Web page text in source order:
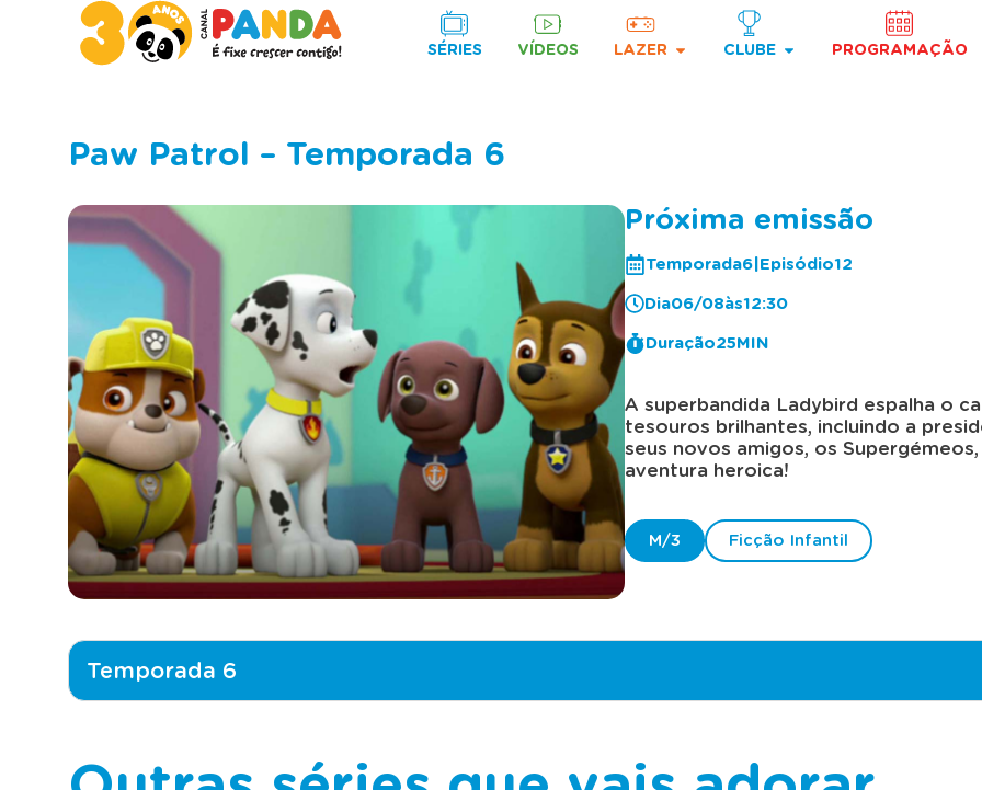
SÉRIES VÍDEOS LAZER CLUBE PROGRAMAÇÃO
Paw Patrol – Temporada 6
Próxima emissão
Temporada6|Episódio12
Dia06/08às12:30
Duração25MIN
A superbandida Ladybird espalha o
tesouros brilhantes, incluindo a
seus novos amigos, os
aventura heroica!
M/3 Ficção Infantil
Temporada 6